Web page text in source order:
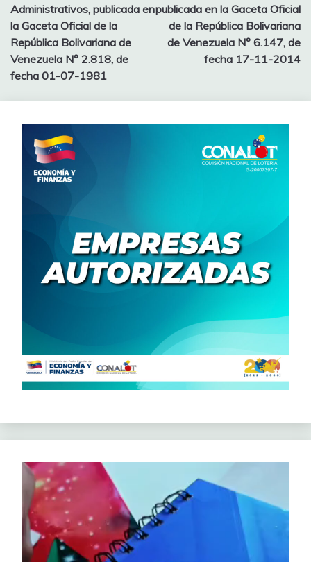
Administrativos, publicada en
la Gaceta Oficial de la
República Bolivariana de
Venezuela N° 2.818, de
fecha 01-07-1981
publicada en la Gaceta Oficial
de la República Bolivariana
de Venezuela N° 6.147, de
fecha 17-11-2014